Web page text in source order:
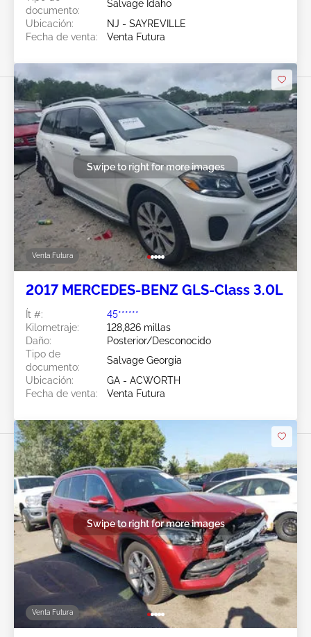
documento:
Salvage Idaho
Ubicación:
NJ - SAYREVILLE
Fecha de venta:
Venta Futura
Venta Futura
Swipe to right for more images
2017 MERCEDES-BENZ GLS-Class 3.0L
Ít #:
45******
Kilometraje:
128,826 millas
Daño:
Posterior/Desconocido
Tipo de
documento:
Salvage Georgia
Ubicación:
GA - ACWORTH
Fecha de venta:
Venta Futura
Venta Futura
Swipe to right for more images